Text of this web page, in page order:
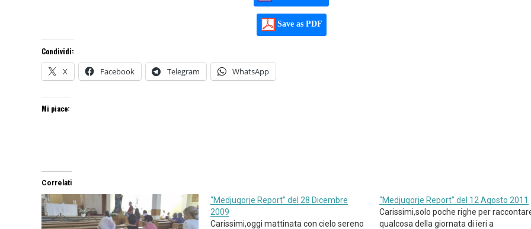
Save as PDF
Condividi:
X Facebook Telegram WhatsApp
Mi piace:
Correlati
“Medjugorje Report” del 28 Dicembre
2009
Carissimi,oggi mattinata con cielo sereno
“Medjugorje Report” del 12 Agosto 2011
Carissimi,solo poche righe per
qualcosa della giornata di ieri a